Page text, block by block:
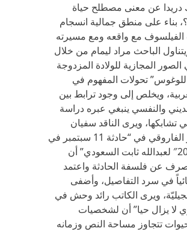
دريدا عن معنى مصطلح حياة
بناء على منطق جمالية انسجام
مع واقعه ومع مسيرته
الباحث مراد ليمام من خلال
المجازية للولادة المزدوجة
تحولات المفهوم في
ويخلص إلى وجود ترابط بين
والنفسي ينبغي عبره دراسة
تشابكها، ويرى الناقد سفيان
عبدالستار الفاروقي في “حادثة 11 سبتمبر في
“الإرهابي 20″ لعبدالله ثابت السعودي” أن
عن فلسفة الحادثة واعتمد
في سرد التفاصيل، وأضفى
ويرى الكاتب رائد وحش في
لا يزال حيا” أن لشخصيات
تتجاوز مساحة النص وزمانه